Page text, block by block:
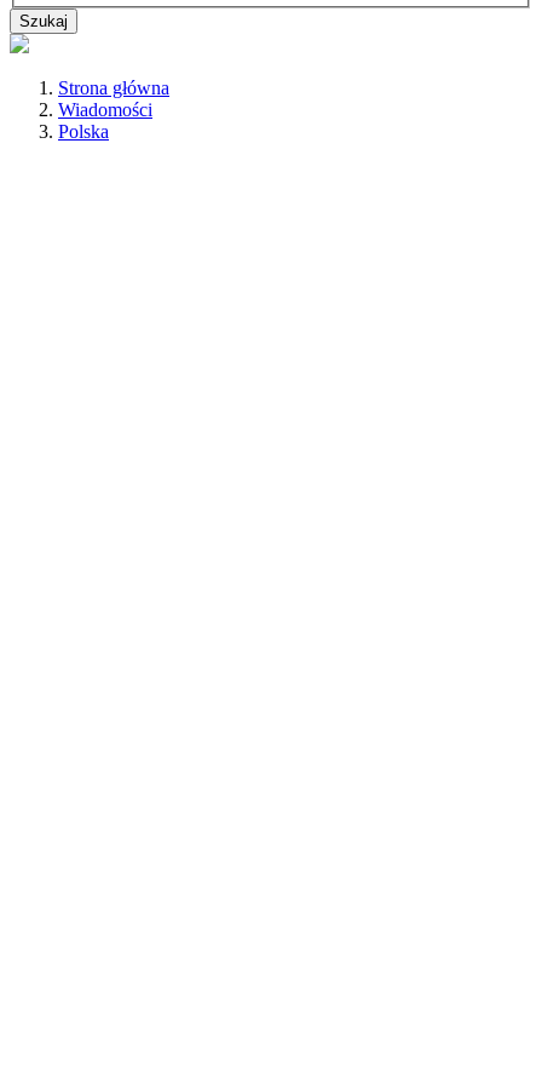
Strona główna
Wiadomości
Polska